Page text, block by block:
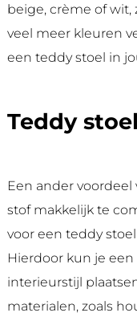
beige, crème of
veel meer kleuren
een teddy stoel in
Teddy
Een ander
stof makkelijk te
voor een teddy
Hierdoor kun je
interieurstijl
materialen, zoals